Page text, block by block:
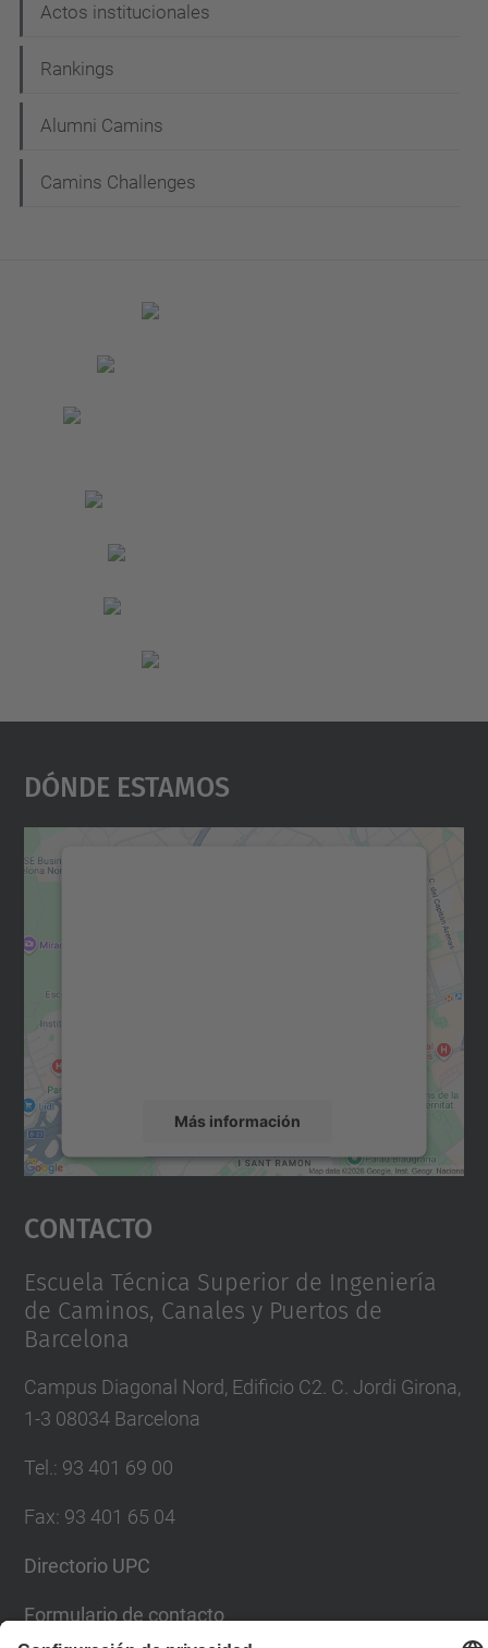
Actos institucionales
Rankings
Alumni Camins
Camins Challenges
Dónde Estamos
Más información
Aceptar
powered by
Contacto
Escuela Técnica Superior de Ingeniería
de Caminos, Canales y Puertos de
Barcelona
Campus Diagonal Nord, Edificio C2. C. Jordi Girona,
1-3 08034 Barcelona
Tel. : 93 401 69 00
Fax: 93 401 65 04
Directorio UPC
Formulario de contacto